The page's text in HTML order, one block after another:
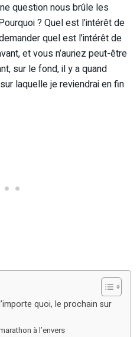
question nous brûle les
? Quel est l’intérêt de
quel est l’intérêt de
et vous n’auriez peut-être
sur le fond, il y a quand
laquelle je reviendrai en fin
quoi, le prochain sur
à l’envers